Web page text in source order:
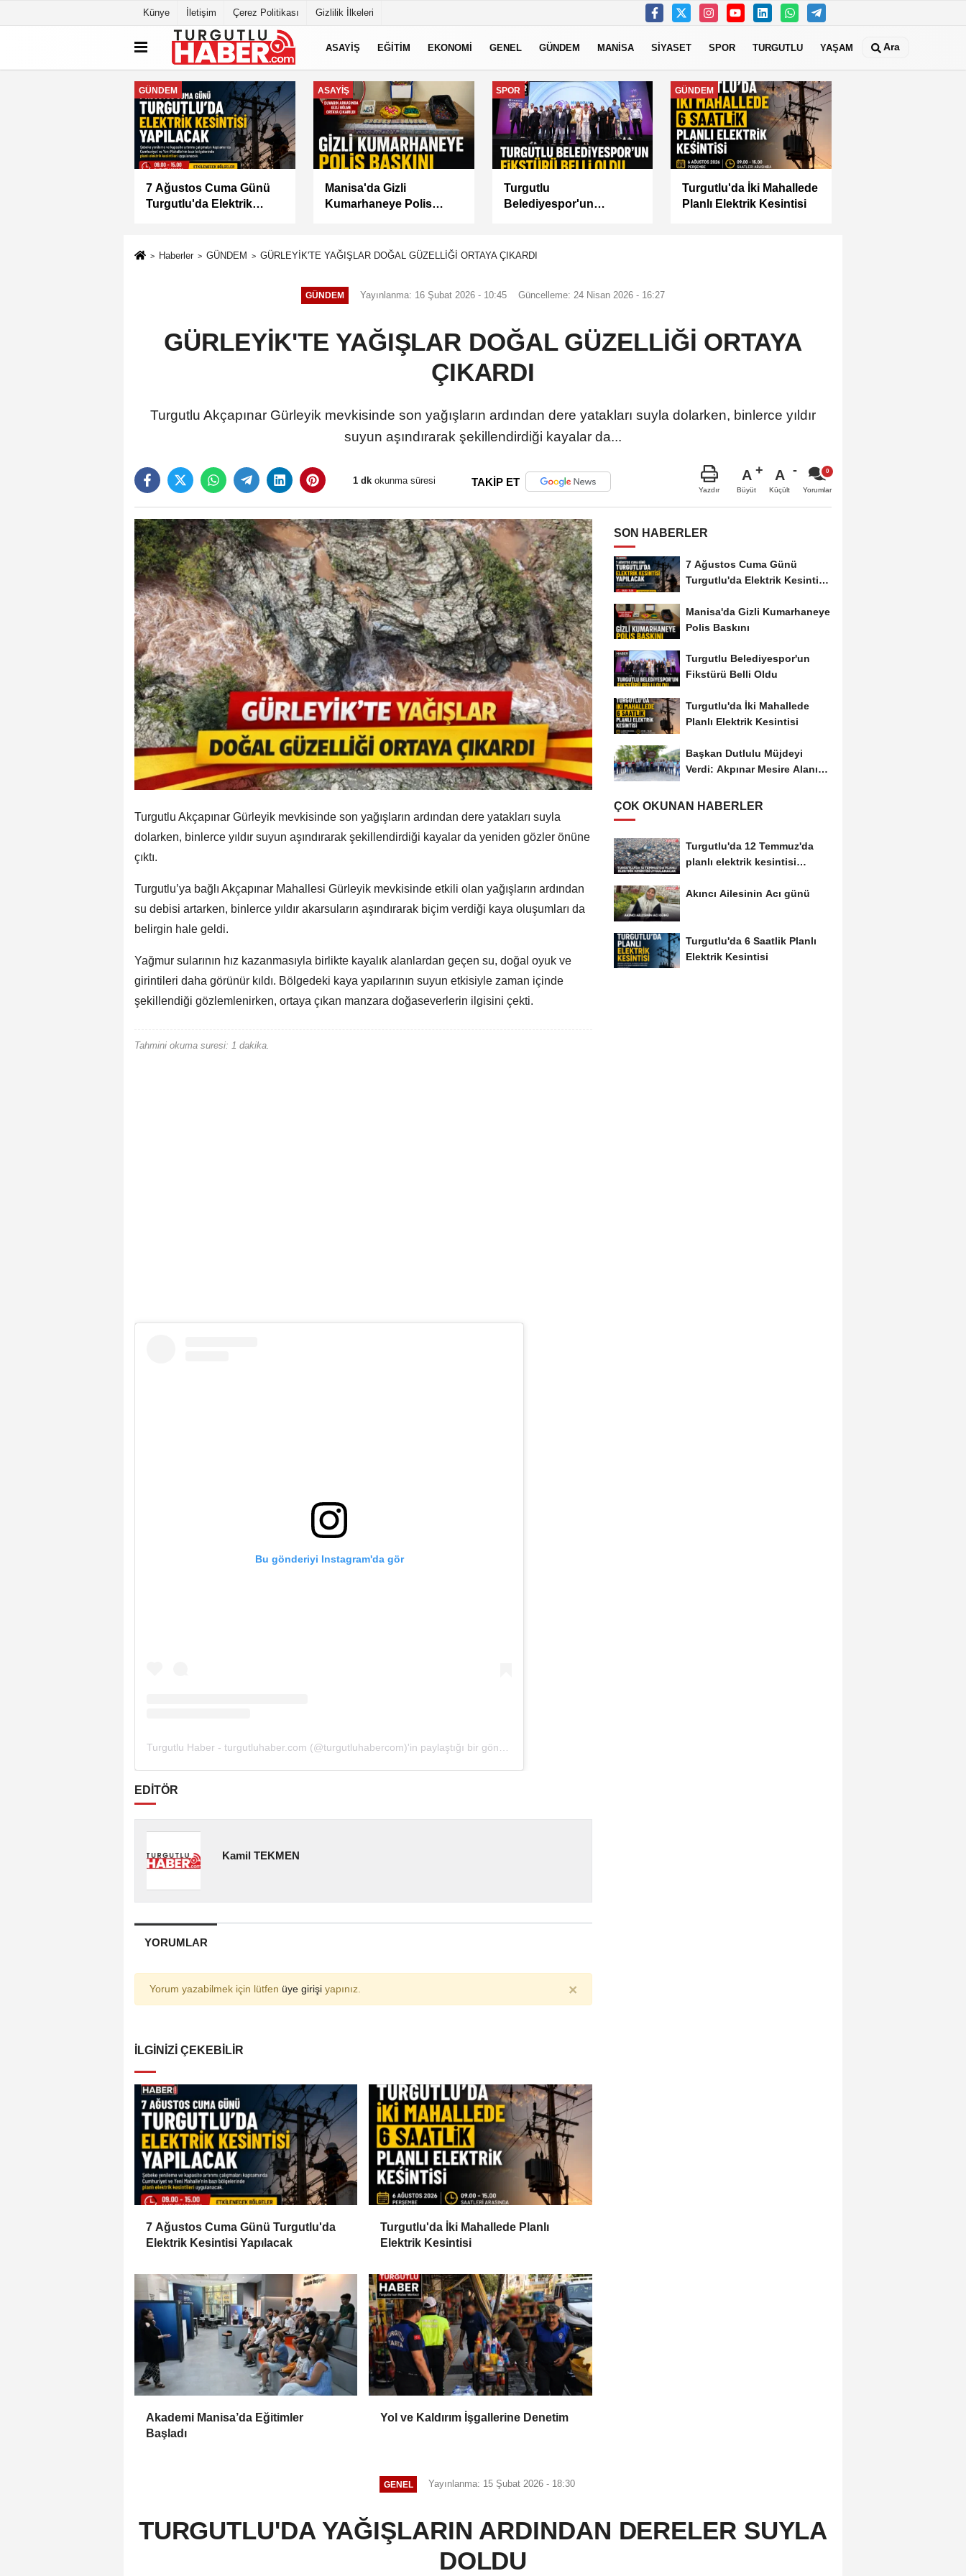
Künye İletişim Çerez Politikası Gizlilik İlkeleri
ASAYİŞ EĞİTİM EKONOMİ GENEL GÜNDEM MANİSA SİYASET SPOR TURGUTLU YAŞAM Ara
GENEL
Başkan Dutlulu Müjdeyi
Verdi: Akpınar Mesire
GÜNDEM
Akademi Manisa’da
Eğitimler Başladı
MANİSA
BAŞKAN
BALABAN’DAN YEŞİL
MANİSA
Manisa Büyükşehir İle
“Mahallemde Şenlik Var”
Haberler GÜNDEM GÜRLEYİK'TE YAĞIŞLAR DOĞAL GÜZELLİĞİ ORTAYA ÇIKARDI
GÜNDEM Yayınlanma: 16 Şubat 2026 - 10:45 Güncelleme: 24 Nisan 2026 - 16:27
GÜRLEYİK'TE YAĞIŞLAR DOĞAL GÜZELLİĞİ ORTAYA
ÇIKARDI
Turgutlu Akçapınar Gürleyik mevkisinde son yağışların ardından dere yatakları suyla dolarken, binlerce yıldır
suyun aşındırarak şekillendirdiği kayalar da...
1 dk okunma süresi TAKİP ET
Yazdır
A
Büyüt
A
Küçült Yorumlar
Turgutlu Akçapınar Gürleyik mevkisinde son yağışların ardından dere yatakları suyla
dolarken, binlerce yıldır suyun aşındırarak şekillendirdiği kayalar da yeniden gözler önüne
çıktı.
Turgutlu’ya bağlı Akçapınar Mahallesi Gürleyik mevkisinde etkili olan yağışların ardından
su debisi artarken, binlerce yıldır akarsuların aşındırarak biçim verdiği kaya oluşumları da
belirgin hale geldi.
Yağmur sularının hız kazanmasıyla birlikte kayalık alanlardan geçen su, doğal oyuk ve
girintileri daha görünür kıldı. Bölgedeki kaya yapılarının suyun etkisiyle zaman içinde
şekillendiği gözlemlenirken, ortaya çıkan manzara doğaseverlerin ilgisini çekti.
Tahmini okuma suresi: 1 dakika.
Bu gönderiyi Instagram'da gör
EDİTÖR
Kamil TEKMEN
YORUMLAR
Yorum yazabilmek için lütfen üye girişi yapınız. ×
İLGINIZI ÇEKEBILIR
7 Ağustos Cuma Günü Turgutlu'da
Elektrik Kesintisi Yapılacak
Turgutlu'da İki Mahallede Planlı
Elektrik Kesintisi
Akademi Manisa’da Eğitimler
Başladı
Yol ve Kaldırım İşgallerine Denetim
SON HABERLER
7 Ağustos Cuma Günü
Turgutlu'da Elektrik Kesintisi
Manisa'da Gizli Kumarhaneye
Polis Baskını
Turgutlu Belediyespor'un
Fikstürü Belli Oldu
Turgutlu'da İki Mahallede
Planlı Elektrik Kesintisi
Başkan Dutlulu Müjdeyi
Verdi: Akpınar Mesire Alanı
ÇOK OKUNAN HABERLER
Turgutlu'da 12 Temmuz'da
planlı elektrik kesintisi
Akıncı Ailesinin Acı günü
Turgutlu'da 6 Saatlik Planlı
Elektrik Kesintisi
GENEL Yayınlanma: 15 Şubat 2026 - 18:30
TURGUTLU'DA YAĞIŞLARIN ARDINDAN DERELER SUYLA
DOLDU